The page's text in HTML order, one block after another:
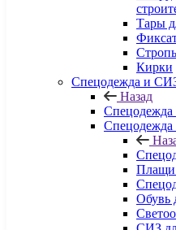
Тары
Кирки
Спецодежда и
Назад
Спецодежда
Плащи
Обувь